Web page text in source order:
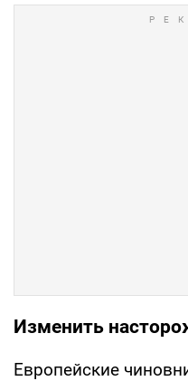
Изменить
Европейские